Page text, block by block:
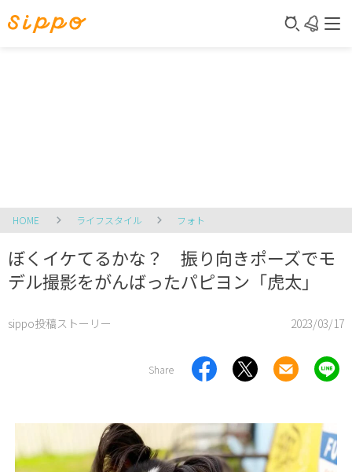
HOME ライフスタイル フォト
ぼくイケてるかな？ 振り向きポーズでモ
デル撮影をがんばったパピヨン「虎太」
sippo投稿ストーリー 2023/03/17
Share